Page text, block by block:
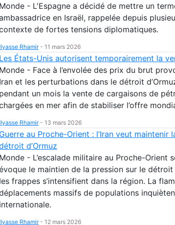
Monde - L'Espagne a décidé de mettre un
en Israël, rappelée depuis
de fortes tensions diplomatiques.
Ilyasse Rhamir- 11 mars 2026
Les États-Unis autorisent temporairement la
Monde - Face à l’envolée des prix du brut
Iran et les perturbations dans le détroit
pendant un mois la vente de cargaisons de
en mer afin de stabiliser l’offre
Ilyasse Rhamir- 13 mars 2026
Guerre au Proche-Orient : l’Iran veut maintenir
d’Ormuz
Monde - L’escalade militaire au Proche-Orient
le maintien de la pression sur le détroit
les frappes s’intensifient dans la région. La
massifs de populations
internationale.
Ilyasse Rhamir- 12 mars 2026